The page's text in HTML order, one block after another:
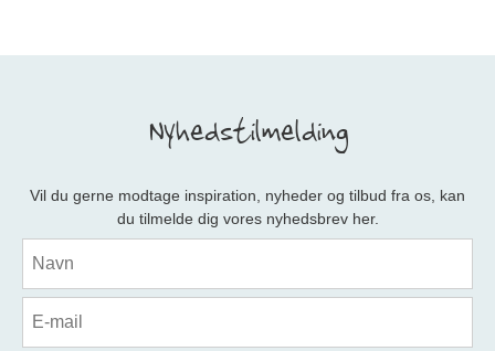
Nyhedstilmelding
Vil du gerne modtage inspiration, nyheder og tilbud fra os, kan
du tilmelde dig vores nyhedsbrev her.